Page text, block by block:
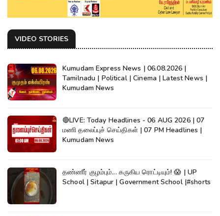
VIDEO STORIES
Kumudam Express News | 06.08.2026 |
Tamilnadu | Political | Cinema | Latest News |
Kumudam News
🔴LIVE: Today Headlines - 06 AUG 2026 | 07
மணி தலைப்புச் செய்திகள் | 07 PM Headlines |
Kumudam News
தண்ணீர் குழம்பும்... கருகிய ரொட்டியும்! 😱 | UP
School | Sitapur | Government School |#shorts